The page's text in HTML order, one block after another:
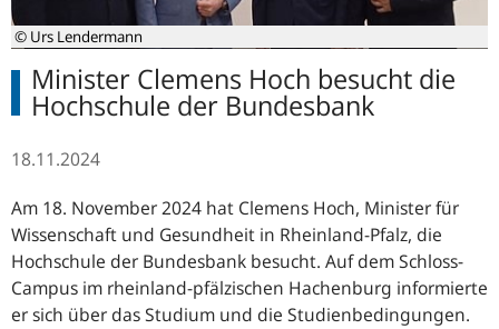
© Urs Lendermann
Minister Clemens Hoch besucht die
Hochschule der Bundesbank
18.11.2024
Am 18. November 2024 hat Clemens Hoch, Minister für
Wissenschaft und Gesundheit in Rheinland-Pfalz, die
Hochschule der Bundesbank besucht. Auf dem Schloss-
Campus im rheinland-pfälzischen Hachenburg informierte
er sich über das Studium und die Studienbedingungen.